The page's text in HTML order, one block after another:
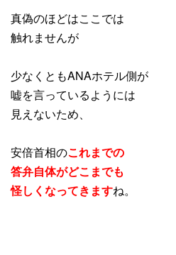
真偽のほどはここでは
触れませんが
少なくともANAホテル側が
嘘を言っているようには
見えないため、
安倍首相のこれまでの
答弁自体がどこまでも
怪しくなってきますね。